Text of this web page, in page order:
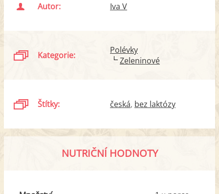
Autor: Iva V
Kategorie:
Polévky
Zeleninové
Štítky: česká bez laktózy
NUTRIČNÍ HODNOTY